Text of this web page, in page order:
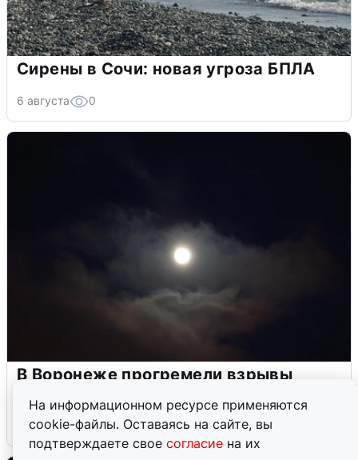
На информационном ресурсе применяются
cookie-файлы. Оставаясь на сайте, вы
подтверждаете свое согласие на их
Сирены в Сочи: новая угроза БПЛА
6 августа 0
В Воронеже прогремели взрывы
5 августа 0